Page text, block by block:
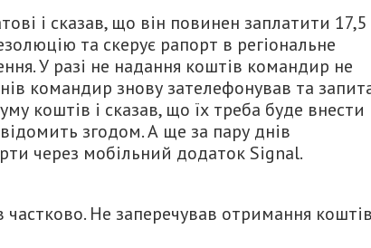
і сказав, що він повинен заплатити 17,5
та скерує рапорт в регіональне
У разі не надання коштів командир не
командир знову зателефонував та
коштів і сказав, що їх треба буде внести
згодом. А ще за пару днів
через мобільний додаток Signal.
Не заперечував отримання